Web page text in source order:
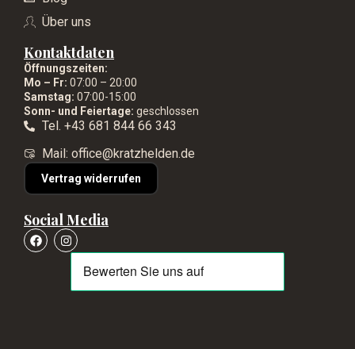
Über uns
Kontaktdaten
Öffnungszeiten:
Mo – Fr: 07:00 – 20:00
Samstag: 07:00-15:00
Sonn- und Feiertage: geschlossen
Tel. +43 681 844 66 343
Mail: office@kratzhelden.de
Vertrag widerrufen
Social Media